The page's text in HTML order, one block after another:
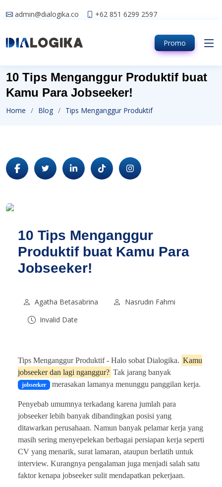
admin@dialogika.co +62 851 6299 2597
Promo
10 Tips Menganggur Produktif buat
Kamu Para Jobseeker!
Home Blog Tips Menganggur Produktif
10 Tips Menganggur
Produktif buat Kamu Para
Jobseeker!
Agatha Betasabrina
Nasrudin Fahmi
Invalid Date
Tips Menganggur Produktif - Halo sobat Dialogika. Kamu
jobseeker dan lagi nganggur? Tak jarang banyak
jobseeker merasakan lamanya menunggu panggilan kerja.
Penyebab umumnya terkadang karena jumlah para
jobseeker lebih banyak dibandingkan posisi yang
ditawarkan perusahaan. Namun banyak pelamar kerja yang
masih sering menyepelekan berbagai persiapan kerja seperti
CV yang menarik, surat lamaran, ataupun berlatih untuk
interview. Kurangnya pengalaman juga menjadi salah satu
faktor kenapa jobseeker sulit mendapatkan pekerjaan.